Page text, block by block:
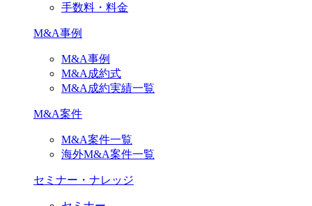
手数料・料金
M&A事例
M&A事例
M&A成約式
M&A成約実績一覧
M&A案件
M&A案件一覧
海外M&A案件一覧
セミナー・ナレッジ